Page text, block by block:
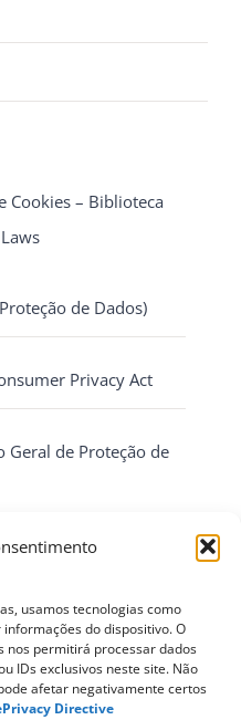
usamos tecnologias como
do dispositivo. O
nos permitirá processar dados
IDs exclusivos neste site. Não
afetar negativamente certos
Directive
Cookies – Biblioteca
de Dados)
Privacy Act
Geral de Proteção de
ePrivacidade)
Protection
Act)